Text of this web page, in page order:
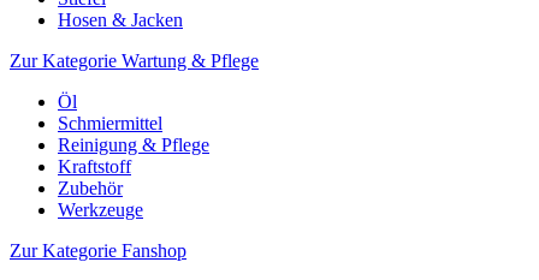
Hosen & Jacken
Zur Kategorie Wartung & Pflege
Öl
Schmiermittel
Reinigung & Pflege
Kraftstoff
Zubehör
Werkzeuge
Zur Kategorie Fanshop